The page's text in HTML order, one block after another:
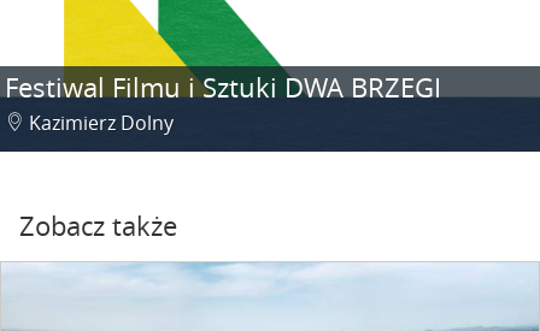
Festiwal Filmu i Sztuki DWA BRZEGI
Kazimierz Dolny
Zobacz także